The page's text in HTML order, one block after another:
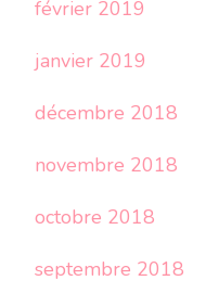
février 2019
janvier 2019
décembre 2018
novembre 2018
octobre 2018
septembre 2018